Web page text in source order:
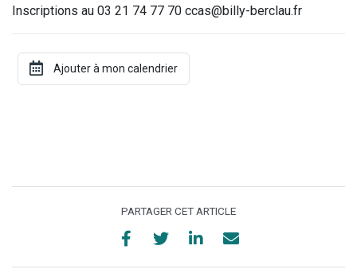
Inscriptions au 03 21 74 77 70 ccas@billy-berclau.fr
PARTAGER CET ARTICLE